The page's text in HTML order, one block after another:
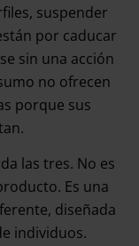
suspender
por caducar
sin una acción
no ofrecen
porque sus
las tres. No es
Es una
diseñada
individuos.